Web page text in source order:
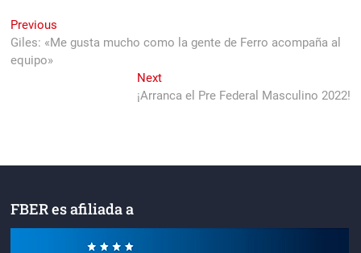
Navegación
de
entradas
Previous
post:
Giles: «Me gusta mucho como la gente de Ferro acompaña al
equipo»
NextNext
post:
¡Arranca el Pre Federal Masculino 2022!
FBER es afiliada a